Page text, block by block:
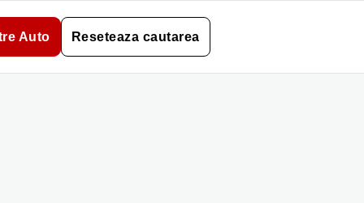
Auto Reseteaza cautarea